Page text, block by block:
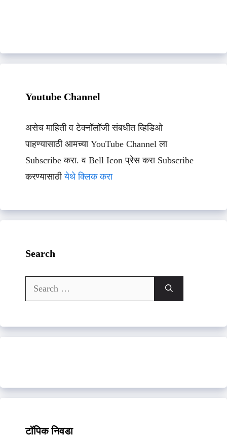
Youtube Channel
असेच माहिती व टेक्नॉलॉजी संबधीत व्हिडिओ
पाहण्यासाठी आमच्या YouTube Channel ला
Subscribe करा. व Bell Icon प्रेस करा Subscribe
करण्यासाठीयेथे क्लिक करा
Search
Search
for:
टॉपिक निवडा